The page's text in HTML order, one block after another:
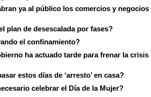
ya al público los comercios y negocios
plan de desescalada por fases?
el confinamiento?
ha actuado tarde para frenar la crisis
estos días de ‘arresto’ en casa?
celebrar el Día de la Mujer?